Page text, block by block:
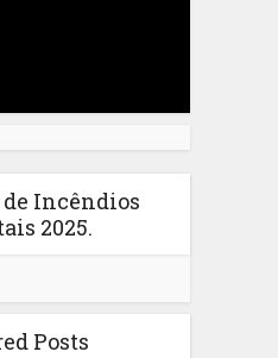
Incêndios
2025.
Posts